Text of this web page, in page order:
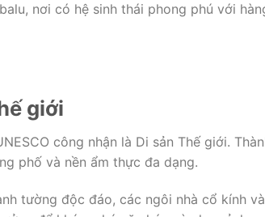
nơi có hệ sinh thái phong phú với
giới
công nhận là Di sản Thế giới.
phố và nền ẩm thực đa dạng.
tường độc đáo, các ngôi nhà cổ kính và